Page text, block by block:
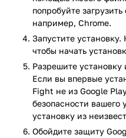
Черная Вдова.
Также для управления
известные герои.
что некоторые
роли противников,
привести к наступлению
Геймплей
В этой игре сюжетная
попробуйте
например, Chrome.
Запустите
чтобы начать
Разрешите установку
Если вы впервые
Fight не из Google
безопасности вашего
установку из
Обойдите защиту